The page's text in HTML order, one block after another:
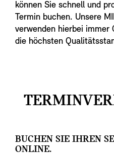
können Sie schnell und
Termin buchen. Unsere
verwenden hierbei immer
die höchsten
BUCHEN SIE IHREN
ONLINE.